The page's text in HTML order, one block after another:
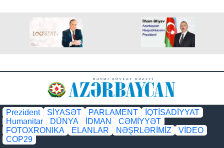
Prezident SİYASƏT PARLAMENT
İQTİSADİYYAT
Humanitar
DÜNYA İDMAN
CƏMİYYƏT
FOTOXRONIKA
ELANLAR NƏŞRLƏRİMİZ
VİDEO
COP29